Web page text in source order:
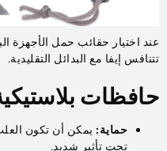
عند اختيار حقائب حمل الأجهزة
تتنافس إيفا مع البدائل التقليدية.
حافظات
حماية: يمكن أن تكون
تحت تأثير شديد.